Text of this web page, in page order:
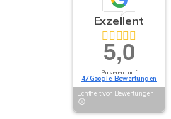
Exzellent
5,0
Basierend auf
47 Google-Bewertungen
Echtheit von Bewertungen